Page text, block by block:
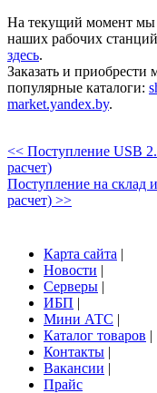
На текущий момент мы
наших рабочих
здесь.
Заказать и
популярные каталоги:
market.yandex.by.
<< Поступление USB
расчет)
Поступление на склад
расчет) >>
Карта сайта |
Новости |
Серверы |
ИБП |
Мини АТС |
Каталог товаров |
Контакты |
Вакансии |
Прайс